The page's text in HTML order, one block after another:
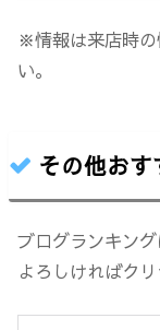
※情報は来店時
い。
その他お
ブログランキン
よろしければク